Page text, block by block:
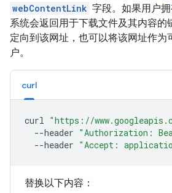
webContentLink 字段。如果用户
系统会返回用于下载文件及其内容的
定向到该网址，也可以将该网址作为
户。
curl
curl "https://
--header "Authorization:
--header "Accept:
替换以下内容：